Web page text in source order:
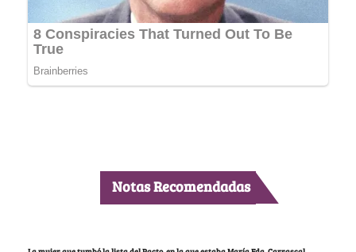
Notas Recomendadas